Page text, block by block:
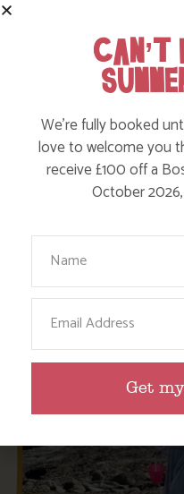
CAN’T
We’re fully booked
love to welcome you
receive £100 off a
October
Get